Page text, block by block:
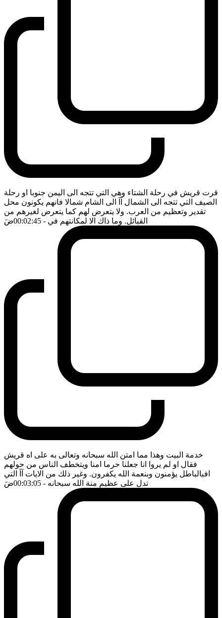
قرت قريش في رحلة الشتاء وهي التي تتجه الى اليمن جنوبا او رحلة
الصيف التي تتجه الى الشمال آآ الى الشام شمالا فانهم يكونون محل
تقدير وتعظيم من العرب. ولا يتعرض لهم كما يتعرض لغيرهم من
القبائل. وما ذاك الا لمكانتهم في - 00:02:45 ضَ
خدمة البيت وهذا مما امتن الله سبحانه وتعالى به على اه قريش
فقال او لم يروا انا جعلنا حرما امنا ويتخطف الناس من حولهم
افبالباطل يؤمنون وبنعمة الله يكفرون. وغير ذلك من الايات آآ التي
تدل على عظيم منة الله سبحانه - 00:03:05 ضَ